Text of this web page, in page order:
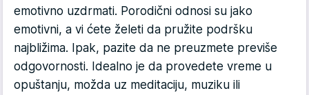
emotivno uzdrmati. Porodični odnosi su jako
emotivni, a vi ćete želeti da pružite podršku
najbližima. Ipak, pazite da ne preuzmete previše
odgovornosti. Idealno je da provedete vreme u
opuštanju, možda uz meditaciju, muziku ili